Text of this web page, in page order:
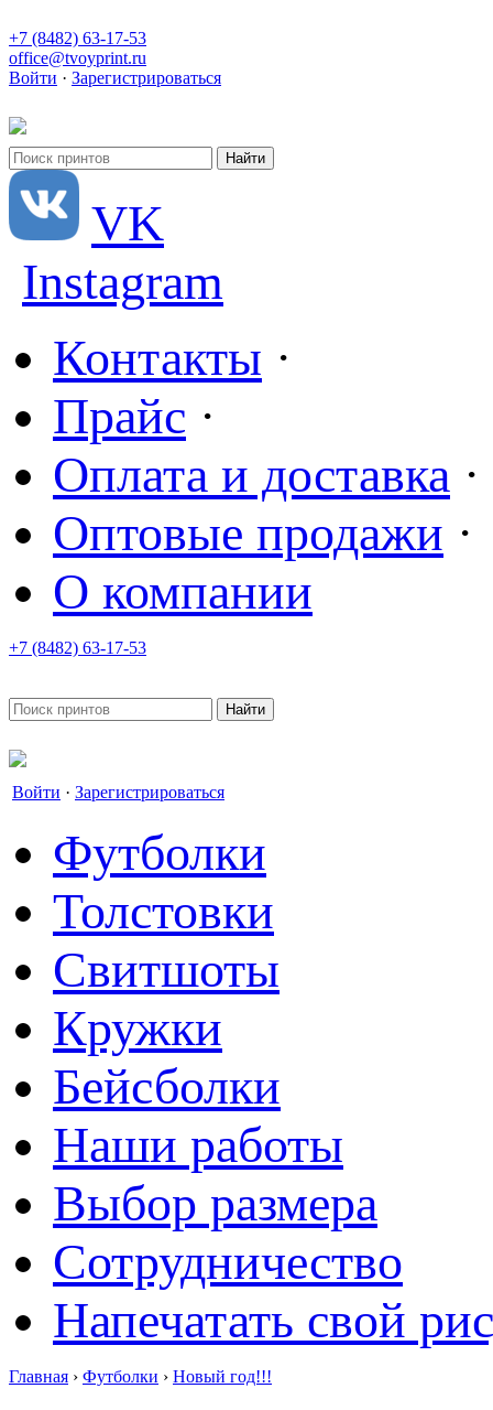
+7 (8482) 63-17-53
office@tvoyprint.ru
Войти · Зарегистрироваться
VK
Instagram
Контакты ·
Прайс ·
Оплата и доставка ·
Оптовые продажи ·
О компании
+7 (8482) 63-17-53
Войти · Зарегистрироваться
Футболки
Толстовки
Свитшоты
Кружки
Бейсболки
Наши работы
Выбор размера
Сотрудничество
Напечатать свой
Главная › Футболки › Новый год!!!